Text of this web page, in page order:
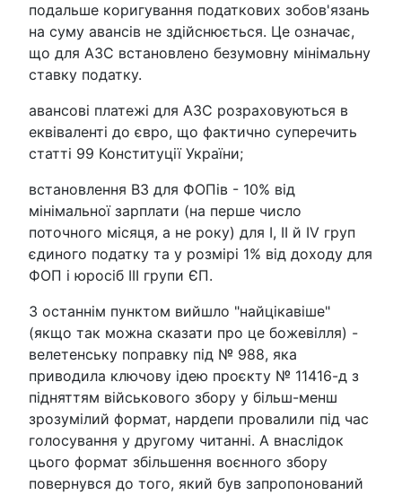
подальше коригування податкових зобов'язань
на суму авансів не здійснюється. Це означає,
що для АЗС встановлено безумовну мінімальну
ставку податку.
авансові платежі для АЗС розраховуються в
еквіваленті до євро, що фактично суперечить
статті 99 Конституції України;
⁠встановлення ВЗ для ФОПів - 10% від
мінімальної зарплати (на перше число
поточного місяця, а не року) для І, ІІ й ІV груп
єдиного податку та у розмірі 1% від доходу для
ФОП і юросіб ІІІ групи ЄП.
З останнім пунктом вийшло "найцікавіше"
(якщо так можна сказати про це божевілля) -
велетенську поправку під № 988, яка
приводила ключову ідею проєкту № 11416-д з
підняттям військового збору у більш-менш
зрозумілий формат, нардепи провалили під час
голосування у другому читанні. А внаслідок
цього формат збільшення воєнного збору
повернувся до того, який був запропонований